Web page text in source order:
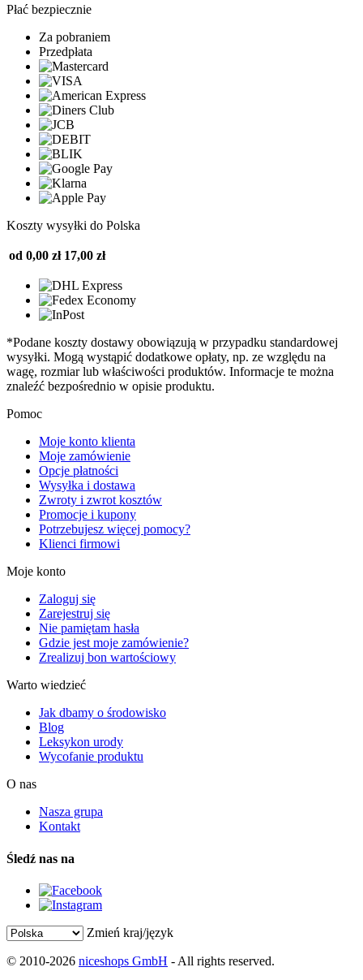
Płać bezpiecznie
Za pobraniem
Przedpłata
Koszty wysyłki do Polska
od 0,00 zł 17,00 zł
*Podane koszty dostawy obowiązują w przypadku standardowej
wysyłki. Mogą wystąpić dodatkowe opłaty, np. ze względu na
wagę, rozmiar lub właściwości produktów. Informacje te można
znaleźć bezpośrednio w opisie produktu.
Pomoc
Moje konto klienta
Moje zamówienie
Opcje płatności
Wysyłka i dostawa
Zwroty i zwrot kosztów
Promocje i kupony
Potrzebujesz więcej pomocy?
Klienci firmowi
Moje konto
Zaloguj się
Zarejestruj się
Nie pamiętam hasła
Gdzie jest moje zamówienie?
Zrealizuj bon wartościowy
Warto wiedzieć
Jak dbamy o środowisko
Blog
Leksykon urody
Wycofanie produktu
O nas
Nasza grupa
Kontakt
Śledź nas na
Zmień kraj/język
© 2010-2026 niceshops GmbH - All rights reserved.